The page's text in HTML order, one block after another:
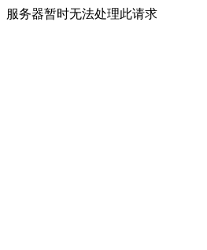
服务器暂时无法处理此请求